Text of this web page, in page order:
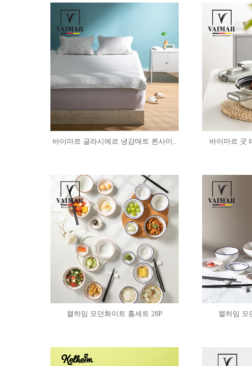
바이마르 글라시에르 냉감매트 퀸사이.. 바이마르 굿
켈하임 모던화이트 홈세트 28P 켈하임 모